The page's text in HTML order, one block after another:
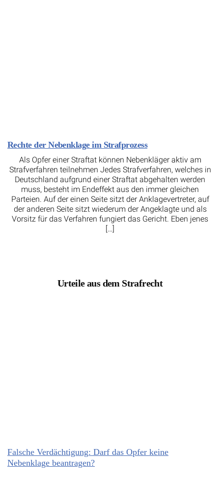
Rechte der Nebenklage im Strafprozess
Als Opfer einer Straftat können Nebenkläger aktiv am
Strafverfahren teilnehmen Jedes Strafverfahren, welches in
Deutschland aufgrund einer Straftat abgehalten werden
muss, besteht im Endeffekt aus den immer gleichen
Parteien. Auf der einen Seite sitzt der Anklagevertreter, auf
der anderen Seite sitzt wiederum der Angeklagte und als
Vorsitz für das Verfahren fungiert das Gericht. Eben jenes
[…]
Urteile aus dem Strafrecht
Falsche Verdächtigung: Darf das Opfer keine
Nebenklage beantragen?